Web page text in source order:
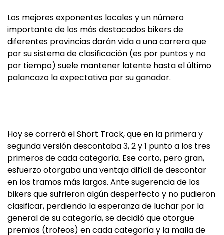
Los mejores exponentes locales y un número
importante de los más destacados bikers de
diferentes provincias darán vida a una carrera que
por su sistema de clasificación (es por puntos y no
por tiempo) suele mantener latente hasta el último
palancazo la expectativa por su ganador.
Hoy se correrá el Short Track, que en la primera y
segunda versión descontaba 3, 2 y 1 punto a los tres
primeros de cada categoría. Ese corto, pero gran,
esfuerzo otorgaba una ventaja difícil de descontar
en los tramos más largos. Ante sugerencia de los
bikers que sufrieron algún desperfecto y no pudieron
clasificar, perdiendo la esperanza de luchar por la
general de su categoría, se decidió que otorgue
premios (trofeos) en cada categoría y la malla de